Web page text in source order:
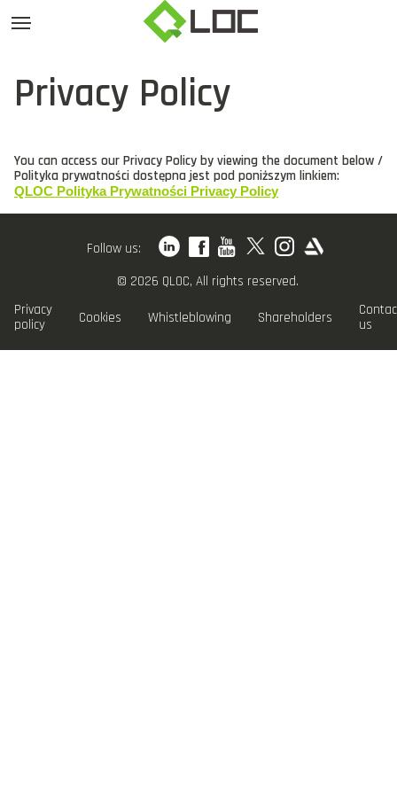
Privacy Policy
You can access our Privacy Policy by viewing the document below /
Polityka prywatności dostępna jest pod poniższym linkiem:
QLOC Polityka Prywatności Privacy Policy
Follow us:
© 2026 QLOC, All rights reserved.
Privacy
policy
Cookies Whistleblowing Shareholders
us